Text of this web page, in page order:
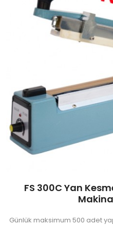
FS 300C Yan
Günlük maksimum 500 adet